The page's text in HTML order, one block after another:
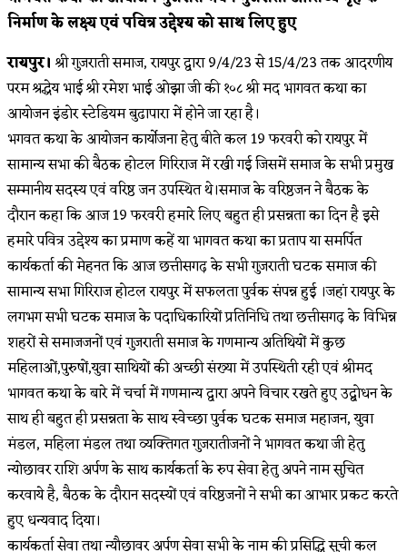
निर्माण के लक्ष्य एवं पवित्र उद्देश्य को साथ लिए हुए
रायपुर। श्री गुजराती समाज, रायपुर द्वारा 9/4/23 से 15/4/23 तक आदरणीय
परम श्रद्धेय भाई श्री रमेश भाई ओझा जी की १०८ श्री मद भागवत कथा का
आयोजन इंडोर स्टेडियम बुढापारा में होने जा रहा है।
भगवत कथा के आयोजन कार्योजना हेतु बीते कल 19 फरवरी को रायपुर में
सामान्य सभा की बैठक होटल गिरिराज में रखी गई जिसमें समाज के सभी प्रमुख
सम्मानीय सदस्य एवं वरिष्ठ जन उपस्थित थे।समाज के वरिष्ठजन ने बैठक के
दौरान कहा कि आज 19 फरवरी हमारे लिए बहुत ही प्रसन्नता का दिन है इसे
हमारे पवित्र उद्देश्य का प्रमाण कहें या भागवत कथा का प्रताप या समर्पित
कार्यकर्ता की मेहनत कि आज छत्तीसगढ़ के सभी गुजराती घटक समाज की
सामान्य सभा गिरिराज होटल रायपुर में सफलता पुर्वक संपन्न हुई ।जहां रायपुर के
लगभग सभी घटक समाज के पदाधिकारियों प्रतिनिधि तथा छत्तीसगढ़ के विभिन्न
शहरों से समाजजनों एवं गुजराती समाज के गणमान्य अतिथियों में कुछ
महिलाओं,पुरुषों,युवा साथियों की अच्छी संख्या में उपस्थिती रही एवं श्रीमद
भागवत कथा के बारे में चर्चा में गणमान्य द्वारा अपने विचार रखते हुए उद्बोधन के
साथ ही बहुत ही प्रसन्नता के साथ स्वेच्छा पुर्वक घटक समाज महाजन, युवा
मंडल, महिला मंडल तथा व्यक्तिगत गुजरातीजनों ने भागवत कथा जी हेतु
न्योछावर राशि अर्पण के साथ कार्यकर्ता के रुप सेवा हेतु अपने नाम सुचित
करवाये है, बैठक के दौरान सदस्यों एवं वरिष्ठजनों ने सभी का आभार प्रकट करते
हुए धन्यवाद दिया।
कार्यकर्ता सेवा तथा न्यौछावर अर्पण सेवा सभी के नाम की प्रसिद्धि सुची कल